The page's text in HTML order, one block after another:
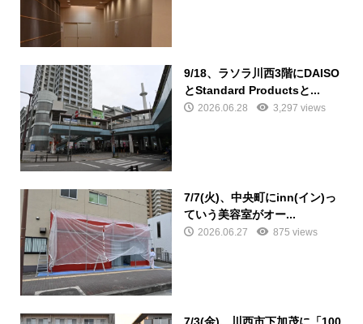
9/18、ラソラ川西3階にDAISO
とStandard Productsと...
2026.06.28 3,297 views
7/7(火)、中央町にinn(イン)っ
ていう美容室がオー...
2026.06.27 875 views
7/3(金)、川西市下加茂に「100